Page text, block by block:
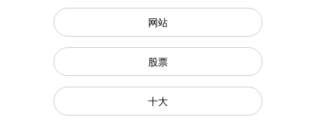
网站
股票
十大